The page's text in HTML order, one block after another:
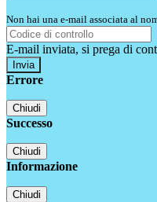
Non hai una e-mail associata al
E-mail inviata, si prega di
Errore
Chiudi
Successo
Chiudi
Informazione
Chiudi